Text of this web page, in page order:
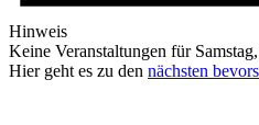
Hinweis
Keine Veranstaltungen für
Hier geht es zu den nächsten